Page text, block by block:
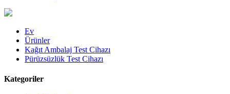
Ev
Ürünler
Kağıt Ambalaj Test Cihazı
Pürüzsüzlük Test Cihazı
Kategoriler